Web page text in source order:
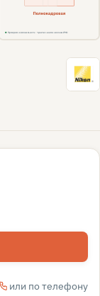
N
или по телефону